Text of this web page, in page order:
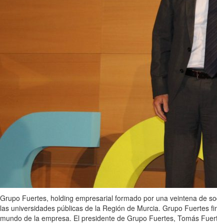
Grupo Fuertes, holding empresarial formado por una veintena de
las universidades públicas de la Región de Murcia. Grupo Fuertes
mundo de la empresa. El presidente de Grupo Fuertes, Tomás